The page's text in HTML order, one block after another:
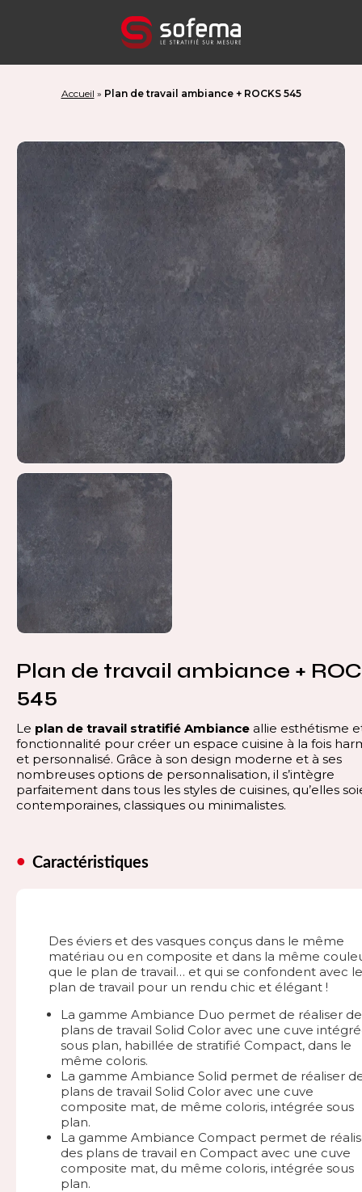
Accueil » Plan de travail ambiance + ROCKS 545
Plan de travail ambiance +
545
Le plan de travail stratifié Ambiance allie esthétisme
fonctionnalité pour créer un espace cuisine à la fois
et personnalisé. Grâce à son design moderne et à ses
nombreuses options de personnalisation, il s’intègre
parfaitement dans tous les styles de cuisines, qu’elles
contemporaines, classiques ou minimalistes.
Caractéristiques
Des éviers et des vasques conçus dans le même
matériau ou en composite et dans la même
que le plan de travail… et qui se confondent avec le
plan de travail pour un rendu chic et élégant !
La gamme Ambiance Duo permet de réaliser
plans de travail Solid Color avec une cuve
sous plan, habillée de stratifié Compact, dans le
même coloris.
La gamme Ambiance Solid permet de réaliser
plans de travail Solid Color avec une cuve
composite mat, de même coloris, intégrée sous
plan.
La gamme Ambiance Compact permet de
des plans de travail en Compact avec une cuve
composite mat, du même coloris, intégrée sous
plan.